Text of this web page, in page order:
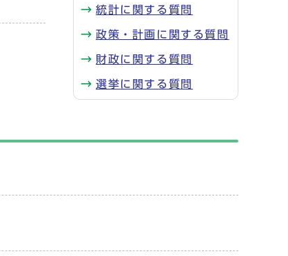
統計に関する質問
政策・計画に関する質問
財政に関する質問
選挙に関する質問